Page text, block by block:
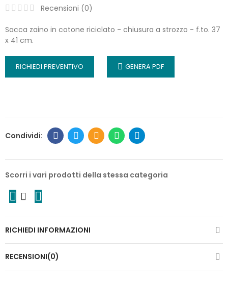
Recensioni (0)
Sacca zaino in cotone riciclato - chiusura a strozzo - f.to. 37
x 41 cm.
RICHIEDI PREVENTIVO GENERA PDF
Scorri i vari prodotti della stessa categoria
RICHIEDI INFORMAZIONI
RECENSIONI(0)